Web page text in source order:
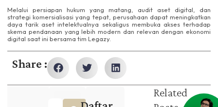
Melalui persiapan hukum yang matang, audit aset digital, dan
strategi komersialisasi yang tepat, perusahaan dapat meningkatkan
daya tarik aset intelektualnya sekaligus membuka akses terhadap
skema pendanaan yang lebih modern dan relevan dengan ekonomi
digital saat ini bersama tim Legazy.
Share :
Related